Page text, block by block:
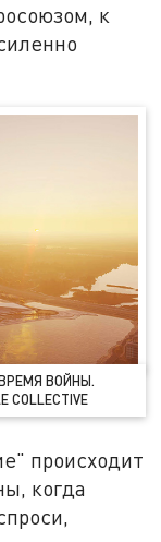
к
ВОЙНЫ.
происходит
когда